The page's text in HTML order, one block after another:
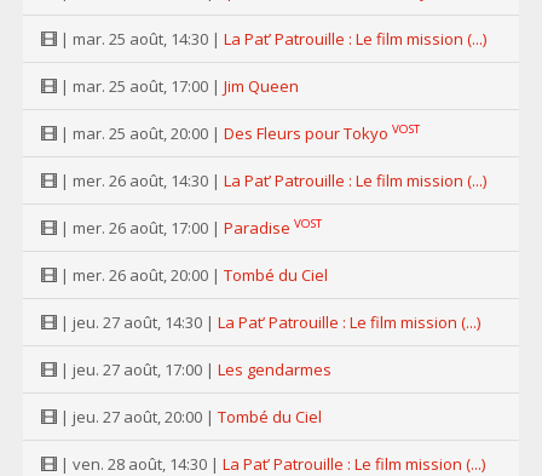
| mar. 25 août, 14:30 | La Pat’ Patrouille : Le film mission (...)
| mar. 25 août, 17:00 | Jim Queen
| mar. 25 août, 20:00 | Des Fleurs pour Tokyo VOST
| mer. 26 août, 14:30 | La Pat’ Patrouille : Le film mission (...)
| mer. 26 août, 17:00 | Paradise VOST
| mer. 26 août, 20:00 | Tombé du Ciel
| jeu. 27 août, 14:30 | La Pat’ Patrouille : Le film mission (...)
| jeu. 27 août, 17:00 | Les gendarmes
| jeu. 27 août, 20:00 | Tombé du Ciel
| ven. 28 août, 14:30 | La Pat’ Patrouille : Le film mission (...)